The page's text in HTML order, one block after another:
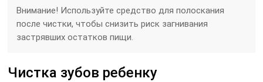
Внимание! Используйте средство для полоскания
после чистки, чтобы снизить риск загнивания
застрявших остатков пищи.
Чистка зубов ребенку